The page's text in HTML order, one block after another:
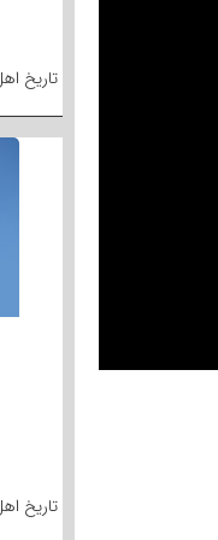
تاریخ
تاریخ